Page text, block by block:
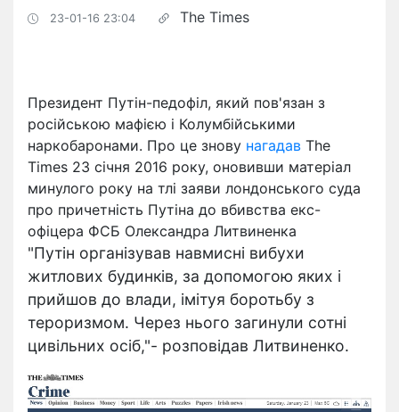
23-01-16 23:04 The Times
Президент Путін-педофіл, який пов'язан з
російською мафією і Колумбійськими
наркобаронами. Про це знову нагадав The
Times 23 січня 2016 року, оновивши матеріал
минулого року на тлі заяви лондонського суда
про причетність Путіна до вбивства екс-
офіцера ФСБ Олександра Литвиненка
"Путін організував навмисні вибухи
житлових будинків, за допомогою яких і
прийшов до влади, імітуя боротьбу з
тероризмом. Через нього загинули сотні
цивільних осіб,"- розповідав Литвиненко.